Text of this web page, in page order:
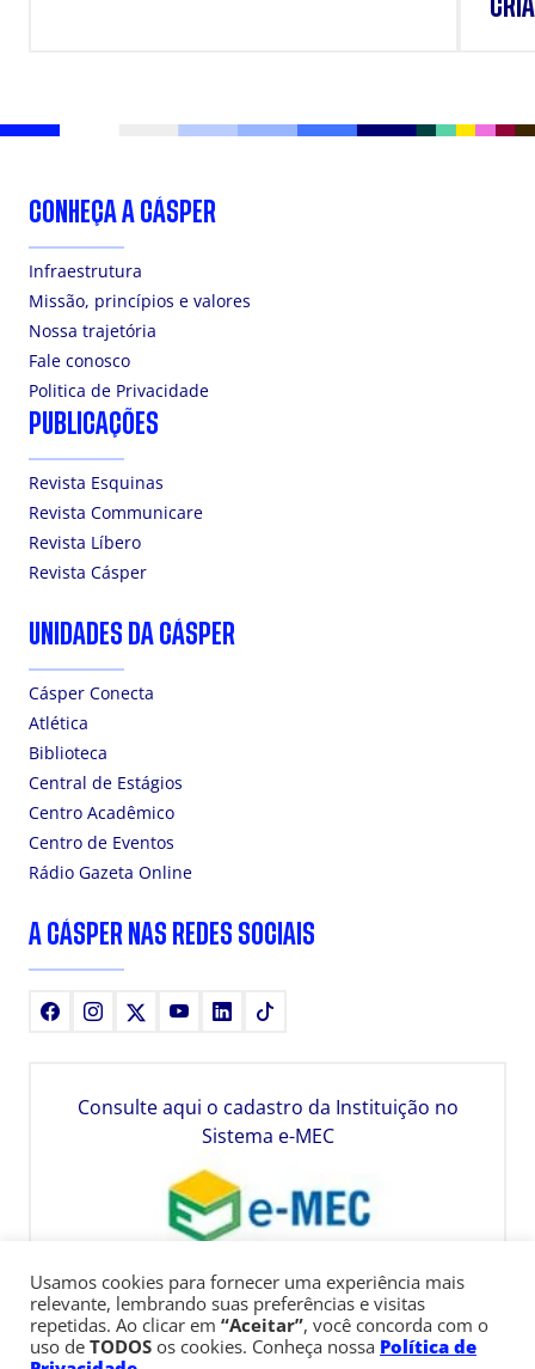
CONHEÇA A CÁSPER
Infraestrutura
Missão, princípios e valores
Nossa trajetória
Fale conosco
Politica de Privacidade
PUBLICAÇÕES
Revista Esquinas
Revista Communicare
Revista Líbero
Revista Cásper
UNIDADES DA CÁSPER
Cásper Conecta
Atlética
Biblioteca
Central de Estágios
Centro Acadêmico
Centro de Eventos
Rádio Gazeta Online
A CÁSPER NAS REDES SOCIAIS
FacebookInstagram YoutubeLinkedIn
Consulte aqui o cadastro da Instituição no
Sistema e-MEC
Usamos cookies para fornecer uma experiência mais
relevante, lembrando suas preferências e visitas
repetidas. Ao clicar em “Aceitar”, você concorda com o
uso de TODOS os cookies. Conheça nossa Política de